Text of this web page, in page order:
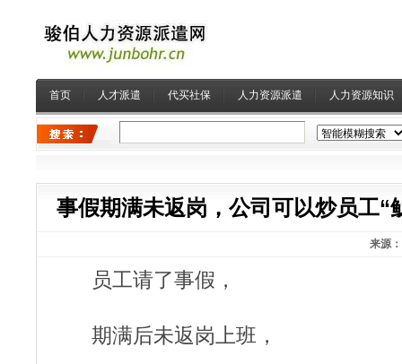
首页 人才派遣 代买社保 人力资源派遣 人力资源知识
事假期满未返岗，公司可以炒员工“
来源：
员工请了事假，
期满后未返岗上班，